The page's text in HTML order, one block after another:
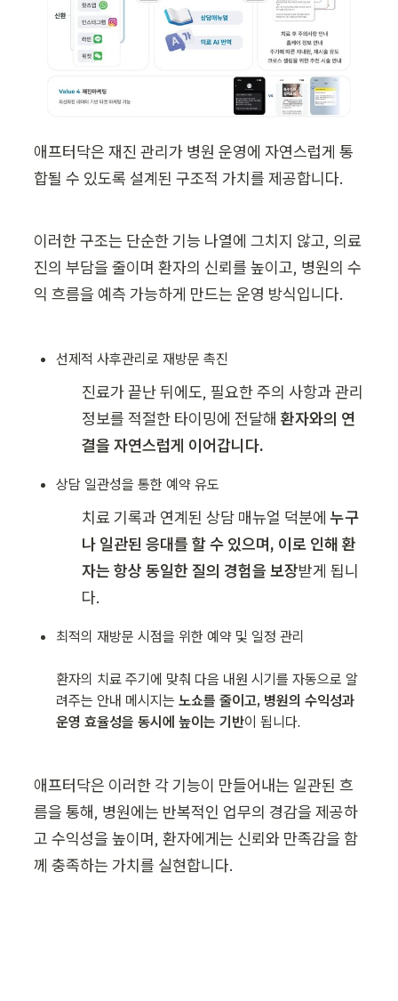
애프터닥은 재진 관리가 병원 운영에 자연스럽게 통
합될 수 있도록 설계된 구조적 가치를 제공합니다.
이러한 구조는 단순한 기능 나열에 그치지 않고, 의료
진의 부담을 줄이며 환자의 신뢰를 높이고, 병원의 수
익 흐름을 예측 가능하게 만드는 운영 방식입니다.
진료가 끝난 뒤에도, 필요한 주의 사항과 관리
정보를 적절한 타이밍에 전달해 환자와의 연
결을 자연스럽게 이어갑니다.
치료 기록과 연계된 상담 매뉴얼 덕분에 누구
나 일관된 응대를 할 수 있으며, 이로 인해 환
자는 항상 동일한 질의 경험을 보장받게 됩니
다.
최적의 재방문 시점을 위한 예약 및 일정 관리
환자의 치료 주기에 맞춰 다음 내원 시기를 자동으로 알
려주는 안내 메시지는 노쇼를 줄이고, 병원의 수익성과
운영 효율성을 동시에 높이는 기반이 됩니다.
애프터닥은 이러한 각 기능이 만들어내는 일관된 흐
름을 통해, 병원에는 반복적인 업무의 경감을 제공하
고 수익성을 높이며, 환자에게는 신뢰와 만족감을 함
께 충족하는 가치를 실현합니다.